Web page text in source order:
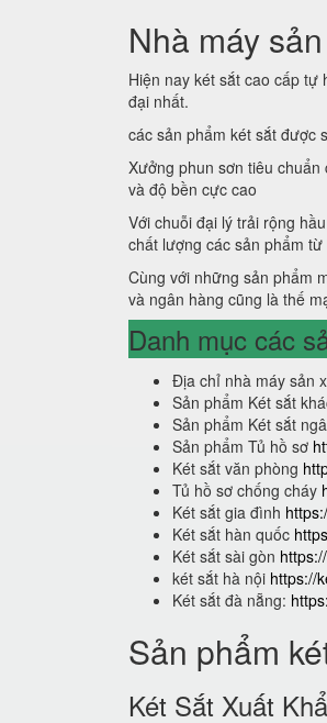
Nhà máy
Hiện nay két sắt cao cấp tự
đại nhất.
các sản phẩm két sắt được
Xưởng phun sơn tiêu
và độ bền cực cao
Với chuỗi đại lý trải rộng
chất lượng các sản phẩm
Cùng với những sản phẩm
và ngân hàng cũng là thế
Danh mục các
Địa chỉ nhà máy sản
Sản phẩm Két sắt
Sản phẩm Két sắt
Sản phẩm Tủ hồ sơ
Két sắt văn phòng
Tủ hồ sơ chống cháy
Két sắt gia đình
Két sắt hàn quốc
Két sắt sài gòn
két sắt hà nội https://
Két sắt đà nẵng:
Sản phẩm
Két Sắt Xuất